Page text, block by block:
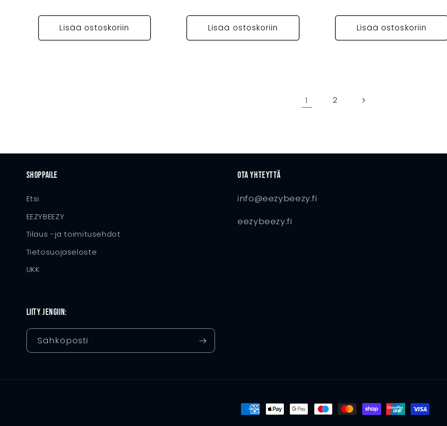
Lisää ostoskoriin Lisää ostoskoriin Lisää ostoskoriin
1 2
Shoppaile
Etsi
EEZYBEEZY
Tilaus -ja toimitusehdot
Tietosuojaseloste
UKK
Ota yhteyttä
info@eezybeezy.fi
eezybeezy.fi
Liity jengiin:
Sähköposti
Maksutavat